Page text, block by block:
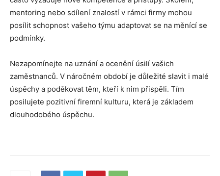
mentoring nebo sdílení znalostí v rámci firmy mohou
posílit schopnost vašeho týmu adaptovat se na měnící se
podmínky.
Nezapomínejte na uznání a ocenění úsilí vašich
zaměstnanců. V náročném období je důležité slavit i malé
úspěchy a poděkovat těm, kteří k nim přispěli. Tím
posilujete pozitivní firemní kulturu, která je základem
dlouhodobého úspěchu.